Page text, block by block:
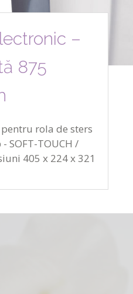
–
875
rola de sters
SOFT-TOUCH /
405 x 224 x 321